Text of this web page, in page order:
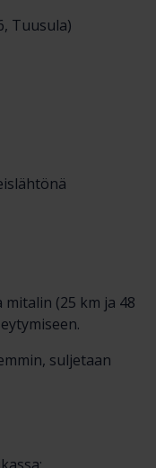
Tuusula)
(25 km ja 48
suljetaan